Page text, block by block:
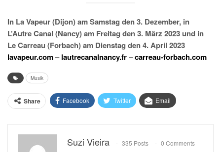
In La Vapeur (Dijon) am Samstag den 3. Dezember, in
L’Autre Canal (Nancy) am Freitag den 3. März 2023 und in
Le Carreau (Forbach) am Dienstag den 4. April 2023
lavapeur.com–lautrecanalnancy.fr–carreau-forbach.com
Musik
Share Facebook Twitter Email
Suzi Vieira 335 Posts 0 Comments